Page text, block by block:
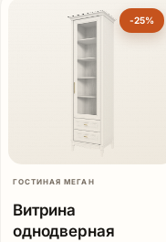
-25%
ГОСТИНАЯ МЕГАН
Витрина
однодверная